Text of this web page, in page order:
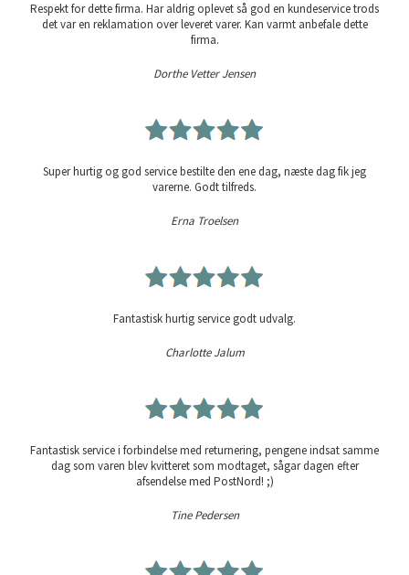
Respekt for dette firma. Har aldrig oplevet så god en kundeservice trods
det var en reklamation over leveret varer. Kan varmt anbefale dette
firma.
Dorthe Vetter Jensen
Super hurtig og god service bestilte den ene dag, næste dag fik jeg
varerne. Godt tilfreds.
Erna Troelsen
Fantastisk hurtig service godt udvalg.
Charlotte Jalum
Fantastisk service i forbindelse med returnering, pengene indsat samme
dag som varen blev kvitteret som modtaget, sågar dagen efter
afsendelse med PostNord! ;)
Tine Pedersen